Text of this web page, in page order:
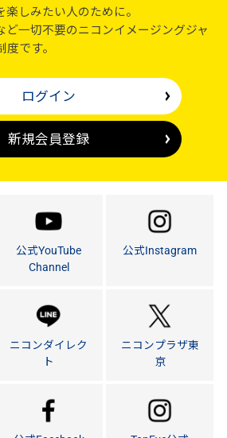
しみたい人のために。
ど一切不要のニコンイメージングジャ
です。
ログイン
新規会員登録
公式YouTube
Channel
公式Instagram
ニコンダイレク
ト
ニコンプラザ東
京